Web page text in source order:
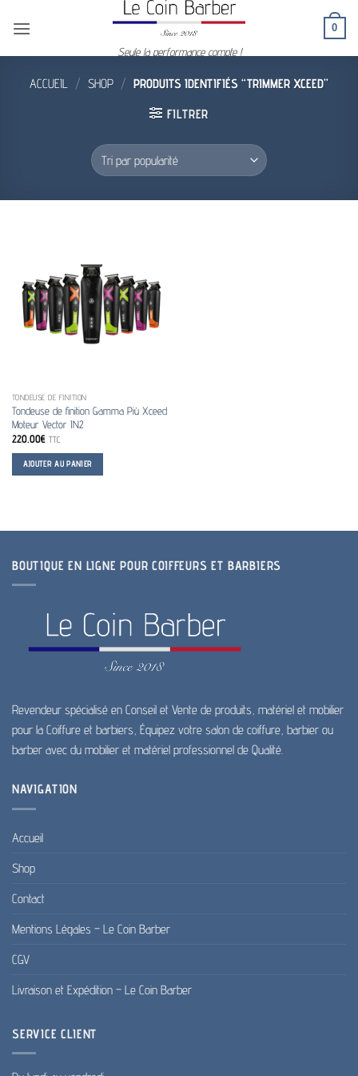
Seule la performance compte !
0
ACCUEIL / SHOP / PRODUITS IDENTIFIÉS “TRIMMER XCEED”
FILTRER
TONDEUSE DE FINITION
Tondeuse de finition Gamma Più Xceed
Moteur Vector IN2
220.00€ TTC
AJOUTER AU PANIER
BOUTIQUE EN LIGNE POUR COIFFEURS ET BARBIERS
Revendeur spécialisé en Conseil et Vente de produits, matériel et mobilier
pour la Coiffure et barbiers, Équipez votre salon de coiffure, barbier ou
barber avec du mobilier et matériel professionnel de Qualité.
NAVIGATION
Accueil
Shop
Contact
Mentions Légales – Le Coin Barber
CGV
Livraison et Expédition – Le Coin Barber
SERVICE CLIENT